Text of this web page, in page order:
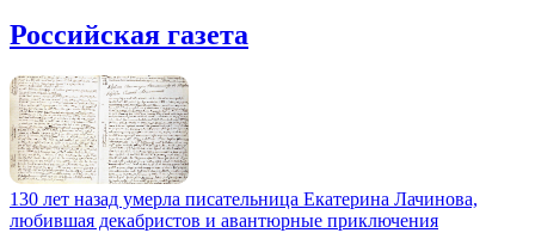
Российская газета
130 лет назад умерла писательница Екатерина Лачинова,
любившая декабристов и авантюрные приключения